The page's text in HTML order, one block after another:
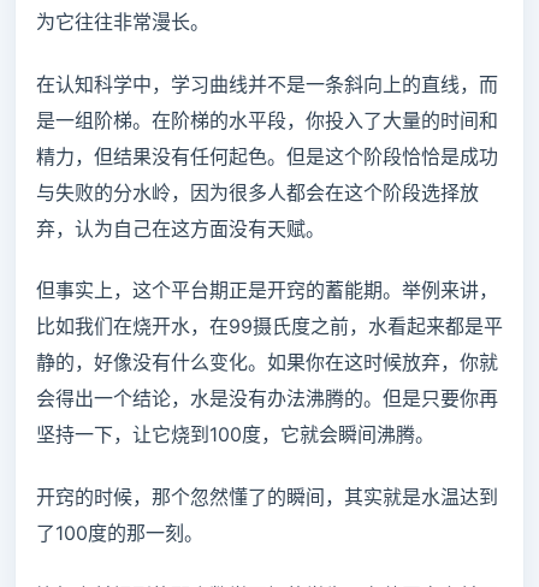
为它往往非常漫长。
在认知科学中，学习曲线并不是一条斜向上的直线，而
是一组阶梯。在阶梯的水平段，你投入了大量的时间和
精力，但结果没有任何起色。但是这个阶段恰恰是成功
与失败的分水岭，因为很多人都会在这个阶段选择放
弃，认为自己在这方面没有天赋。
但事实上，这个平台期正是开窍的蓄能期。举例来讲，
比如我们在烧开水，在99摄氏度之前，水看起来都是平
静的，好像没有什么变化。如果你在这时候放弃，你就
会得出一个结论，水是没有办法沸腾的。但是只要你再
坚持一下，让它烧到100度，它就会瞬间沸腾。
开窍的时候，那个忽然懂了的瞬间，其实就是水温达到
了100度的那一刻。